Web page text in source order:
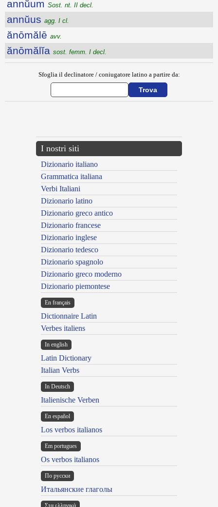
annŭum Sost. nt. II decl.
annŭus agg. I cl.
ănōmălē avv.
ănōmălĭa sost. femm. I decl.
Sfoglia il declinatore / coniugatore latino a partire da:
I nostri siti
Dizionario italiano
Grammatica italiana
Verbi Italiani
Dizionario latino
Dizionario greco antico
Dizionario francese
Dizionario inglese
Dizionario tedesco
Dizionario spagnolo
Dizionario greco moderno
Dizionario piemontese
En français
Dictionnaire Latin
Verbes italiens
In english
Latin Dictionary
Italian Verbs
In Deutsch
Italienische Verben
En español
Los verbos italianos
Em portugues
Os verbos italianos
По русски
Итальянские глаголы